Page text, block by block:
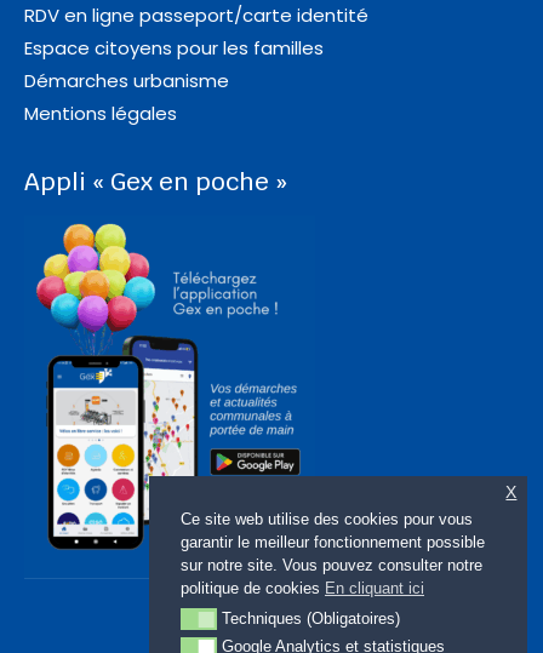
RDV en ligne passeport/carte identité
Espace citoyens pour les familles
Démarches urbanisme
Mentions légales
Appli « Gex en poche »
Ce site web utilise des cookies pour vous
garantir le meilleur fonctionnement possible
sur notre site. Vous pouvez consulter notre
politique de cookies En cliquant ici
Techniques (Obligatoires)
Techniques (Obligatoires)
Google Analytics et statistiques (Facultatif)
Google Analytics et statistiques
X